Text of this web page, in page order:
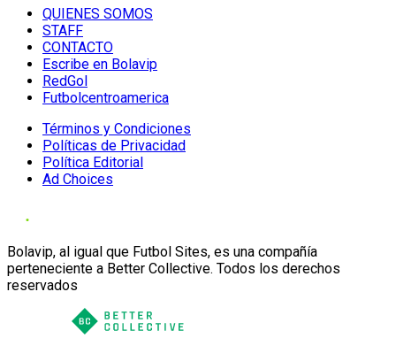
QUIENES SOMOS
STAFF
CONTACTO
Escribe en Bolavip
RedGol
Futbolcentroamerica
Términos y Condiciones
Políticas de Privacidad
Política Editorial
Ad Choices
Bolavip, al igual que Futbol Sites, es una compañía
perteneciente a Better Collective. Todos los derechos
reservados